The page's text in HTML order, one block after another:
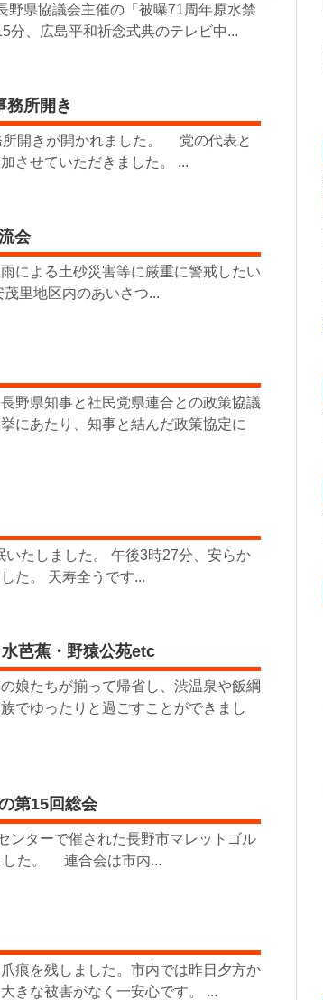
野県協議会主催の「被曝71周年原水禁
分、広島平和祈念式典のテレビ中...
務所開き
開きが開かれました。 党の代表と
させていただきました。 ...
会
による土砂災害等に厳重に警戒したい
里地区内のあいさつ...
野県知事と社民党県連合との政策協議
にあたり、知事と結んだ政策協定に
たしました。 午後3時27分、安らか
た。 天寿全うです...
芭蕉・野猿公苑etc
娘たちが揃って帰省し、渋温泉や飯綱
でゆったりと過ごすことができまし
第15回総会
ターで催された長野市マレットゴル
した。 連合会は市内...
痕を残しました。市内では昨日夕方か
きな被害がなく一安心です。 ...